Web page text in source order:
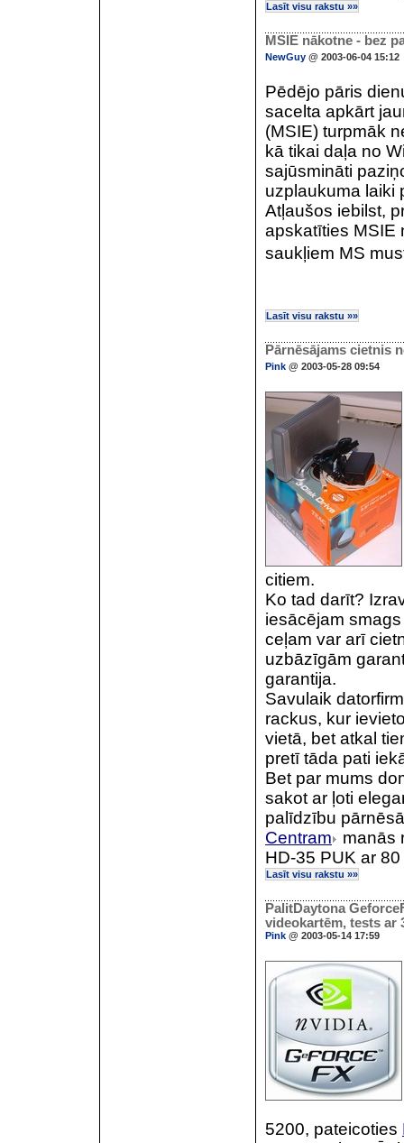
Lasīt visu rakstu »»
MSIE nākotne - bez
NewGuy @ 2003-06-04 15:12
Pēdējo pāris
sacelta apkārt
(MSIE) turpmāk
kā tikai daļa no
sajūsmināti
uzplaukuma laiki
Atļaušos iebilst,
apskatīties MSIE
saukļiem MS
Lasīt visu rakstu »»
Pārnēsājams cietnis
Pink @ 2003-05-28 09:54
citiem.
Ko tad darīt?
iesācējam
ceļam var arī
uzbāzīgām
garantija.
Savulaik
rackus, kur
vietā, bet atkal
pretī tāda pati
Bet par mums
sakot ar ļoti
palīdzību
Centram
manās
HD-35 PUK ar
Lasīt visu rakstu »»
PalitDaytona
videokartēm, tests ar
Pink @ 2003-05-14 17:59
5200, pateicoties